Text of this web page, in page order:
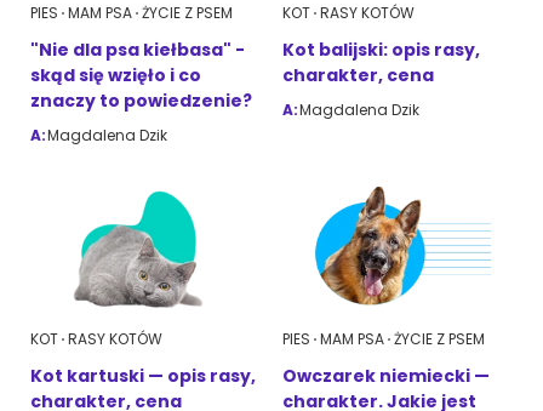
Szczeniak w domu
Akcesoria dla psa
Sznaucer miniaturowy
Golden retriever
Buldog francuski
Owczarek niemiecki
Akcesoria dla kota
RASY KOTÓW
Kot brytyjski
Kot syberyjski
Kot perski
Kot rosyjski niebieski
PIES MAM PSA ŻYCIE Z PSEM
"Nie dla psa kiełbasa" -
skąd się wzięło i co
znaczy to powiedzenie?
A:Magdalena Dzik
KOT RASY KOTÓW
Kot balijski: opis rasy,
charakter, cena
A:Magdalena Dzik
KOT RASY KOTÓW
Kot kartuski — opis rasy,
charakter, cena
PIES MAM PSA ŻYCIE Z PSEM
Owczarek niemiecki —
charakter. Jakie jest